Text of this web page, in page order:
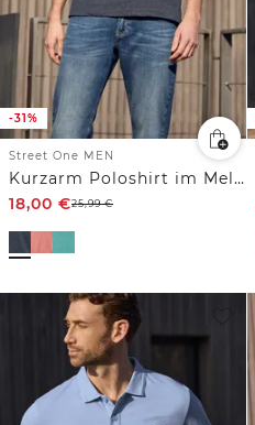
-31%
Street One MEN
Kurzarm Poloshirt im Melange-Look
18,00 €25,99€